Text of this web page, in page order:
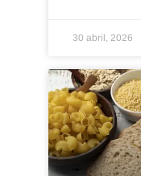
30 abril, 2026